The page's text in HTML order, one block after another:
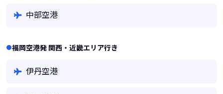
中部空港
福岡空港発 関西・近畿エリア行き
伊丹空港